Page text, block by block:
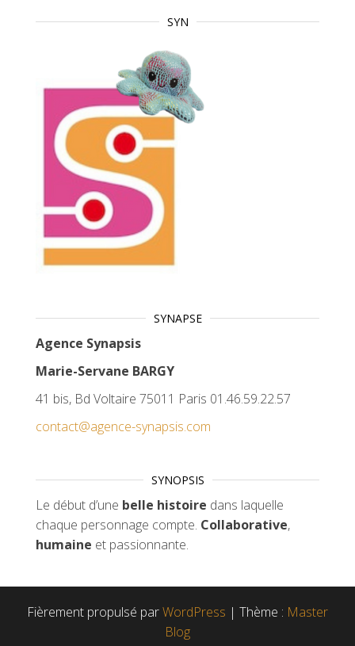
SYN
SYNAPSE
Agence Synapsis
Marie-Servane BARGY
41 bis, Bd Voltaire 75011 Paris 01.46.59.22.57
contact@agence-synapsis.com
SYNOPSIS
Le début d’une belle histoire dans laquelle
chaque personnage compte. Collaborative,
humaine et passionnante.
Fièrement propulsé parWordPress | Thème : Master
Blog